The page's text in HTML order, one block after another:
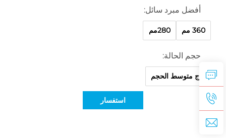
أفضل مبرد سائل:
360 مم 280مم
حجم الحالة:
برج متوسط الحجم
استفسار